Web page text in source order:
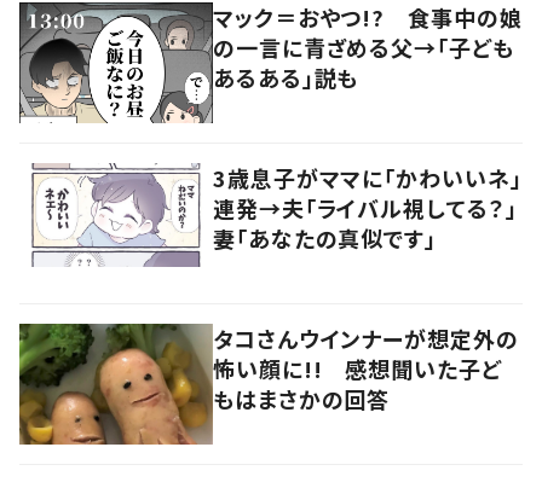
マック＝おやつ!? 食事中の娘
の一言に青ざめる父→「子ども
あるある」説も
3歳息子がママに「かわいいネ」
連発→夫「ライバル視してる？」
妻「あなたの真似です」
タコさんウインナーが想定外の
怖い顔に!! 感想聞いた子ど
もはまさかの回答